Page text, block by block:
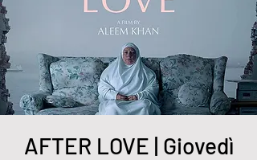
AFTER LOVE | Giovedì